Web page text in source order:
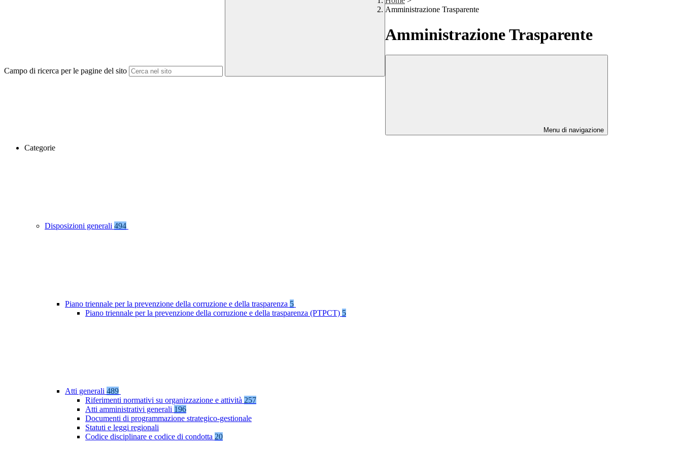
Campo di ricerca per le pagine del sito
Amministrazione Trasparente
Amministrazione Trasparente
Menu di navigazione
Categorie
Disposizioni generali 494
Piano triennale per la prevenzione della corruzione e della trasparenza 5
Piano triennale per la prevenzione della corruzione e della trasparenza (PTPCT) 5
Atti generali 489
Riferimenti normativi su organizzazione e attività 257
Atti amministrativi generali 196
Documenti di programmazione strategico-gestionale
Statuti e leggi regionali
Codice disciplinare e codice di condotta 20